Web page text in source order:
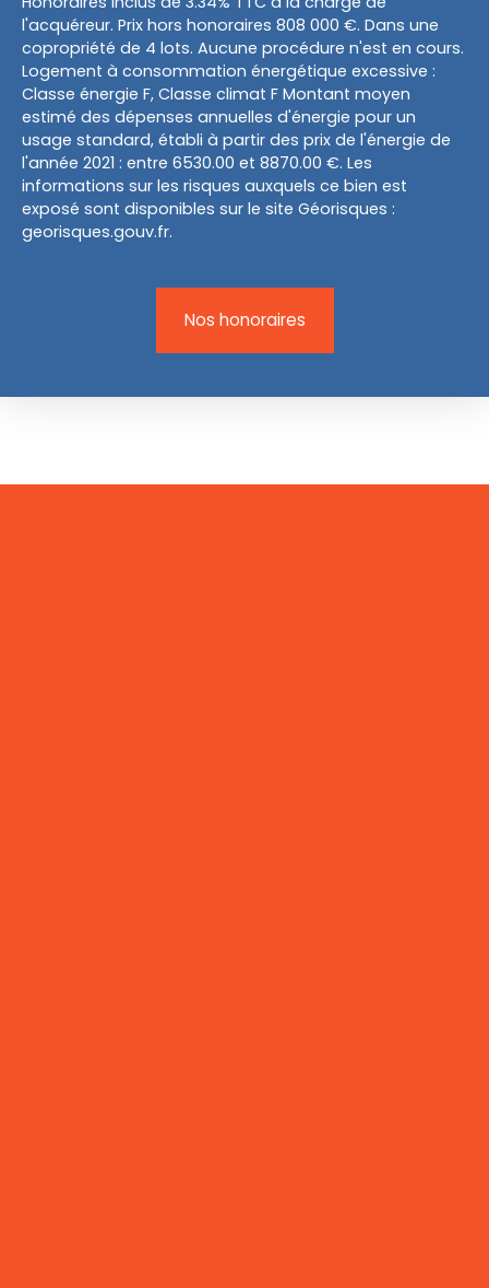
l'acquéreur. Prix hors honoraires 808 000 €. Dans une
copropriété de 4 lots. Aucune procédure n'est en cours.
Logement à consommation énergétique excessive :
Classe énergie F, Classe climat F Montant moyen
estimé des dépenses annuelles d'énergie pour un
usage standard, établi à partir des prix de l'énergie de
l'année 2021 : entre 6530.00 et 8870.00 €. Les
informations sur les risques auxquels ce bien est
exposé sont disponibles sur le site Géorisques :
georisques.gouv.fr.
Nos honoraires